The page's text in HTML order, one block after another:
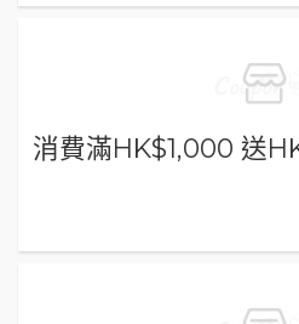
消費滿HK$1,000 送